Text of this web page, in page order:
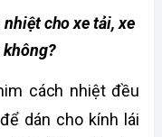
cho xe tải, xe
không?
cách nhiệt đều
dán cho kính lái